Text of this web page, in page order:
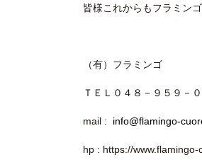
皆様これからもフラミン
（有）フラミンゴ
ＴＥＬ０４８－９５９－
mail : info@flamingo-
hp : https://www.flamingo-